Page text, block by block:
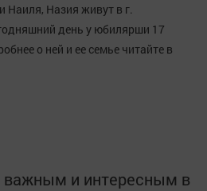
Наиля, Назия живут в г.
день у юбилярши 17
о ней и ее семье читайте в
и интересным в